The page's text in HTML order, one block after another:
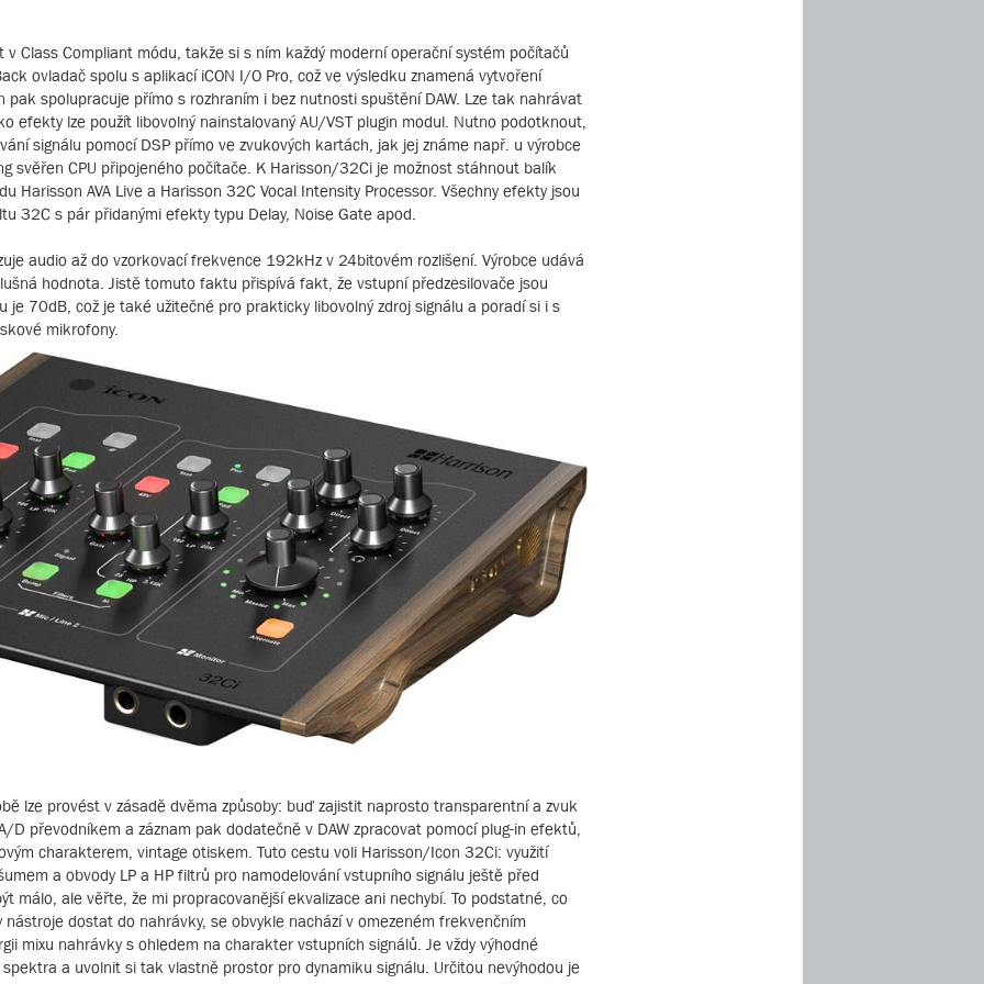
Class Compliant módu, takže si s ním každý moderní operační systém počítačů
ovladač spolu s aplikací iCON I/O Pro, což ve výsledku znamená vytvoření
pak spolupracuje přímo s rozhraním i bez nutnosti spuštění DAW. Lze tak nahrávat
efekty lze použít libovolný nainstalovaný AU/VST plugin modul. Nutno podotknout,
signálu pomocí DSP přímo ve zvukových kartách, jak jej známe např. u výrobce
svěřen CPU připojeného počítače. K Harisson/32Ci je možnost stáhnout balík
Harisson AVA Live a Harisson 32C Vocal Intensity Processor. Všechny efekty jsou
32C s pár přidanými efekty typu Delay, Noise Gate apod.
audio až do vzorkovací frekvence 192kHz v 24bitovém rozlišení. Výrobce udává
hodnota. Jistě tomuto faktu přispívá fakt, že vstupní předzesilovače jsou
je 70dB, což je také užitečné pro prakticky libovolný zdroj signálu a poradí si i s
mikrofony.
lze provést v zásadě dvěma způsoby: buď zajistit naprosto transparentní a zvuk
D převodníkem a záznam pak dodatečně v DAW zpracovat pomocí plug-in efektů,
charakterem, vintage otiskem. Tuto cestu voli Harisson/Icon 32Ci: využití
a obvody LP a HP filtrů pro namodelování vstupního signálu ještě před
málo, ale věřte, že mi propracovanější ekvalizace ani nechybí. To podstatné, co
dostat do nahrávky, se obvykle nachází v omezeném frekvenčním
mixu nahrávky s ohledem na charakter vstupních signálů. Je vždy výhodné
a uvolnit si tak vlastně prostor pro dynamiku signálu. Určitou nevýhodou je